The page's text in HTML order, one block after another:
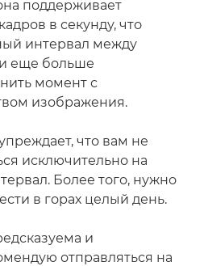
поддерживает
в секунду, что
интервал между
еще больше
момент с
изображения.
что вам не
исключительно на
Более того, нужно
в горах целый день.
и
отправляться на